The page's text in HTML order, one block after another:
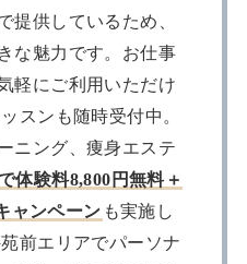
提供しているため、
な魅力です。お仕事
軽にご利用いただけ
スンも随時受付中。
ニング、痩身エステ
体験料8,800円無料＋
ャンペーン も実施し
前エリアでパーソナ